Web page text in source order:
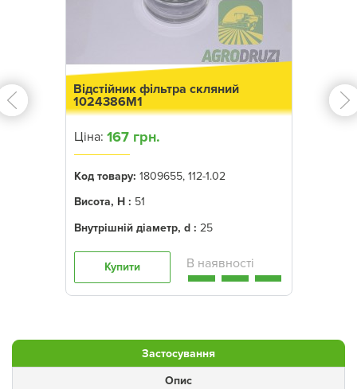
Відстійник фільтра скляний
1024386M1
Ціна: 167 грн.
Код товару: 1809655, 112-1.02
Висота, Н : 51
Внутрішній діаметр, d : 25
Купити
Застосування
Опис